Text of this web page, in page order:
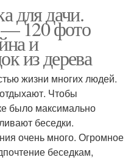
для дачи.
— 120 фото
и
из дерева
жизни многих людей.
Чтобы
было максимально
беседки.
очень много. Огромное
беседкам,